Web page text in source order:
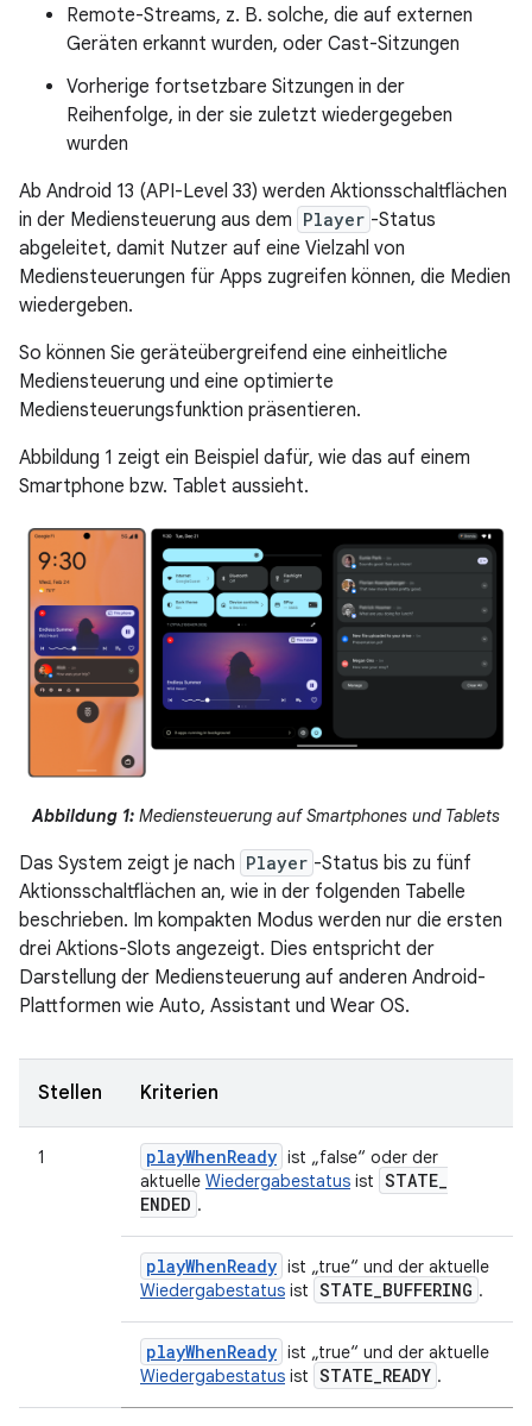
Remote-Streams, z. B. solche, die auf externen
Geräten erkannt wurden, oder Cast-Sitzungen
Vorherige fortsetzbare Sitzungen in der
Reihenfolge, in der sie zuletzt wiedergegeben
wurden
Ab Android 13 (API-Level 33) werden Aktionsschaltflächen
in der Mediensteuerung aus dem Player -Status
abgeleitet, damit Nutzer auf eine Vielzahl von
Mediensteuerungen für Apps zugreifen können, die Medien
wiedergeben.
So können Sie geräteübergreifend eine einheitliche
Mediensteuerung und eine optimierte
Mediensteuerungsfunktion präsentieren.
Abbildung 1 zeigt ein Beispiel dafür, wie das auf einem
Smartphone bzw. Tablet aussieht.
Abbildung 1: Mediensteuerung auf Smartphones und Tablets
Das System zeigt je nach Player -Status bis zu fünf
Aktionsschaltflächen an, wie in der folgenden Tabelle
beschrieben. Im kompakten Modus werden nur die ersten
drei Aktions-Slots angezeigt. Dies entspricht der
Darstellung der Mediensteuerung auf anderen Android-
Plattformen wie Auto, Assistant und Wear OS.
Stellen Kriterien
1 playWhenReady ist „false“ oder der
aktuelle Wiedergabestatus ist STATE_
ENDED .
playWhenReady ist „true“ und der aktuelle
Wiedergabestatus ist STATE_BUFFERING .
playWhenReady ist „true“ und der aktuelle
Wiedergabestatus ist STATE_READY .